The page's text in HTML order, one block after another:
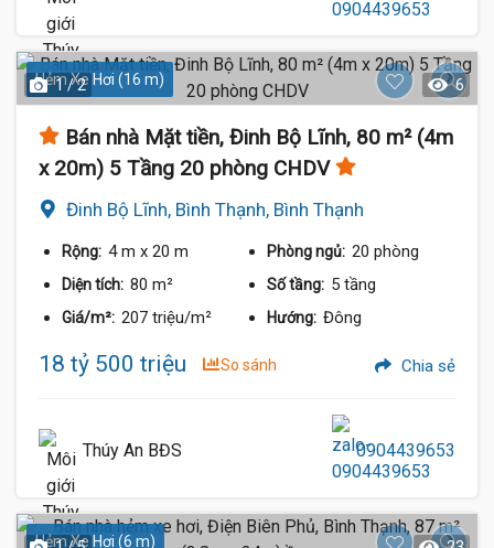
Hẻm Xe Hơi (16 m)
1 / 2 6
Bán nhà Mặt tiền, Đinh Bộ Lĩnh, 80 m² (4m
x 20m) 5 Tầng 20 phòng CHDV
Đinh Bộ Lĩnh, Bình Thạnh, Bình Thạnh
Rộng: 4 m x 20 m Phòng ngủ: 20 phòng
Diện tích: 80 m² Số tầng: 5 tầng
Giá/m²: 207 triệu/m² Hướng: Đông
18 tỷ 500 triệu So sánh Chia sẻ
Thúy An BĐS 0904439653
Hẻm Xe Hơi (6 m)